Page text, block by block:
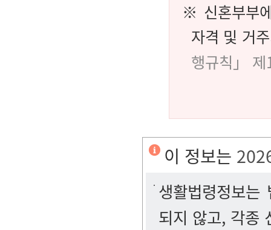
※ 신혼부부
자격 및 거
행규칙」
이 정보는
생활법령정보
되지 않고, 각종